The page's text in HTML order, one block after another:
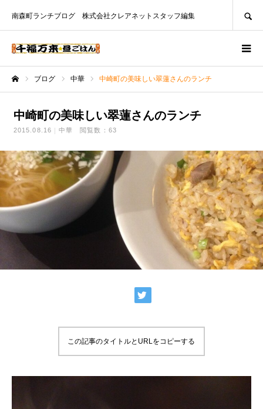
南森町ランチブログ 株式会社クレアネットスタッフ編集
ブログ 中華 中崎町の美味しい翠蓮さんのランチ
中崎町の美味しい翠蓮さんのランチ
2015.08.16 中華 閲覧数：63
この記事のタイトルとURLをコピーする